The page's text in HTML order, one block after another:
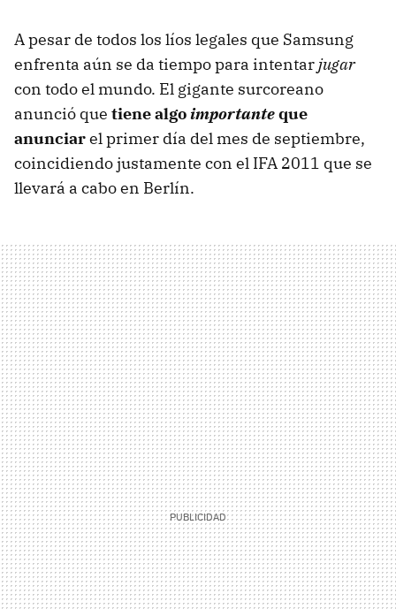
A pesar de todos los líos legales que Samsung
enfrenta aún se da tiempo para intentarjugar
con todo el mundo. El gigante surcoreano
anunció que tiene algoimportanteque
anunciarel primer día del mes de septiembre,
coincidiendo justamente con el IFA 2011 que se
llevará a cabo en Berlín.